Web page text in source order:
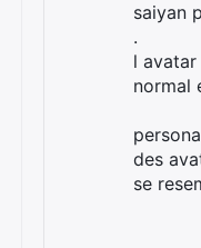
saiyan
.
l
normal
des
se